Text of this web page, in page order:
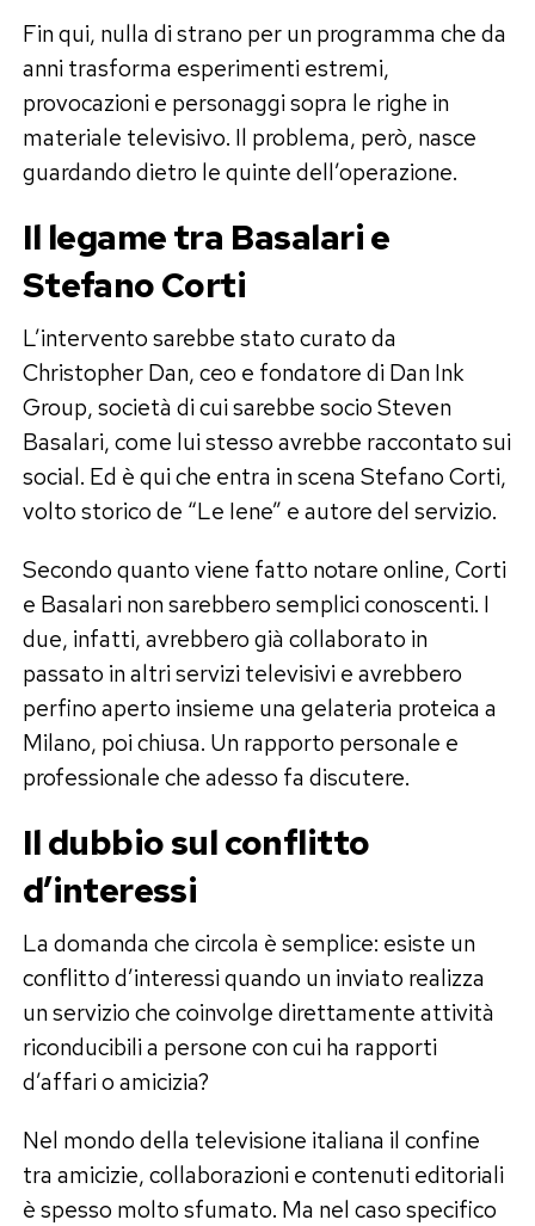
Fin qui, nulla di strano per un programma che da
anni trasforma esperimenti estremi,
provocazioni e personaggi sopra le righe in
materiale televisivo. Il problema, però, nasce
guardando dietro le quinte dell’operazione.
Il legame tra Basalari e
Stefano Corti
L’intervento sarebbe stato curato da
Christopher Dan, ceo e fondatore di Dan Ink
Group, società di cui sarebbe socio Steven
Basalari, come lui stesso avrebbe raccontato sui
social. Ed è qui che entra in scena Stefano Corti,
volto storico de “Le Iene” e autore del servizio.
Secondo quanto viene fatto notare online, Corti
e Basalari non sarebbero semplici conoscenti. I
due, infatti, avrebbero già collaborato in
passato in altri servizi televisivi e avrebbero
perfino aperto insieme una gelateria proteica a
Milano, poi chiusa. Un rapporto personale e
professionale che adesso fa discutere.
Il dubbio sul conflitto
d’interessi
La domanda che circola è semplice: esiste un
conflitto d’interessi quando un inviato realizza
un servizio che coinvolge direttamente attività
riconducibili a persone con cui ha rapporti
d’affari o amicizia?
Nel mondo della televisione italiana il confine
tra amicizie, collaborazioni e contenuti editoriali
è spesso molto sfumato. Ma nel caso specifico